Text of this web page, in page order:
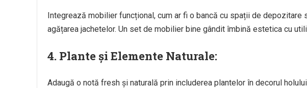
Integrează mobilier funcțional, cum ar fi o bancă cu spații de depozitare
agățarea jachetelor. Un set de mobilier bine gândit îmbină estetica cu
4. Plante și Elemente Naturale:
Adaugă o notă fresh și naturală prin includerea plantelor în decorul